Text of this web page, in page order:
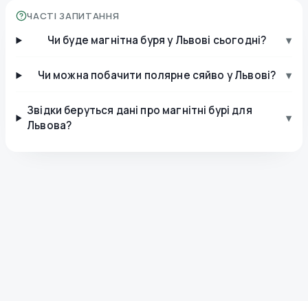
ЧАСТІ ЗАПИТАННЯ
Чи буде магнітна буря у Львові сьогодні? ▾
Чи можна побачити полярне сяйво у Львові? ▾
Звідки беруться дані про магнітні бурі для
Львова?
▾